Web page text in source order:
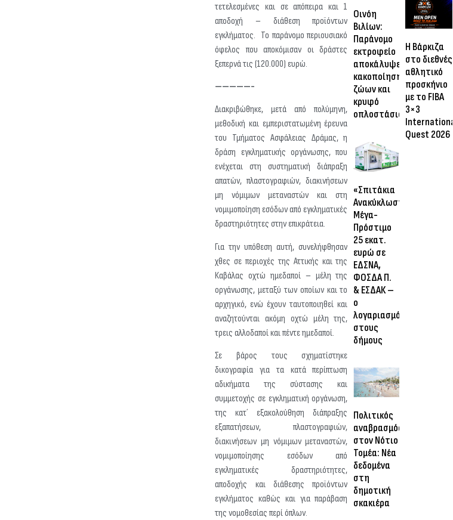
τετελεσμένες και σε απόπειρα και 1
αποδοχή – διάθεση προϊόντων
εγκλήματος. Το παράνομο περιουσιακό
όφελος που αποκόμισαν οι δράστες
ξεπερνά τις (120.000) ευρώ.
—————-
Διακριβώθηκε, μετά από πολύμηνη,
μεθοδική και εμπεριστατωμένη έρευνα
του Τμήματος Ασφάλειας Δράμας, η
δράση εγκληματικής οργάνωσης, που
ενέχεται στη συστηματική διάπραξη
απατών, πλαστογραφιών, διακινήσεων
μη νόμιμων μεταναστών και στη
νομιμοποίηση εσόδων από εγκληματικές
δραστηριότητες στην επικράτεια.
Για την υπόθεση αυτή, συνελήφθησαν
χθες σε περιοχές της Αττικής και της
Καβάλας οχτώ ημεδαποί – μέλη της
οργάνωσης, μεταξύ των οποίων και το
αρχηγικό, ενώ έχουν ταυτοποιηθεί και
αναζητούνται ακόμη οχτώ μέλη της,
τρεις αλλοδαποί και πέντε ημεδαποί.
Σε βάρος τους σχηματίστηκε
δικογραφία για τα κατά περίπτωση
αδικήματα της σύστασης και
συμμετοχής σε εγκληματική οργάνωση,
της κατ΄ εξακολούθηση διάπραξης
εξαπατήσεων, πλαστογραφιών,
διακινήσεων μη νόμιμων μεταναστών,
νομιμοποίησης εσόδων από
εγκληματικές δραστηριότητες,
αποδοχής και διάθεσης προϊόντων
εγκλήματος καθώς και για παράβαση
της νομοθεσίας περί όπλων.
Οινόη
Βιλίων:
Παράνομο
εκτροφείο
αποκάλυψε
κακοποίηση
ζώων και
κρυφό
οπλοστάσιο
«Σπιτάκια
Ανακύκλωσης»:
Μέγα-
Πρόστιμο
25 εκατ.
ευρώ σε
ΕΔΣΝΑ,
ΦΟΣΔΑ Π.
& ΕΣΔΑΚ –
ο
λογαριασμός
στους
δήμους
Πολιτικός
αναβρασμός
στον Νότιο
Τομέα: Νέα
δεδομένα
στη
δημοτική
σκακιέρα
Η Βάρκιζα
στο διεθνές
αθλητικό
προσκήνιο
με το FIBA
3×3
International
Quest 2026